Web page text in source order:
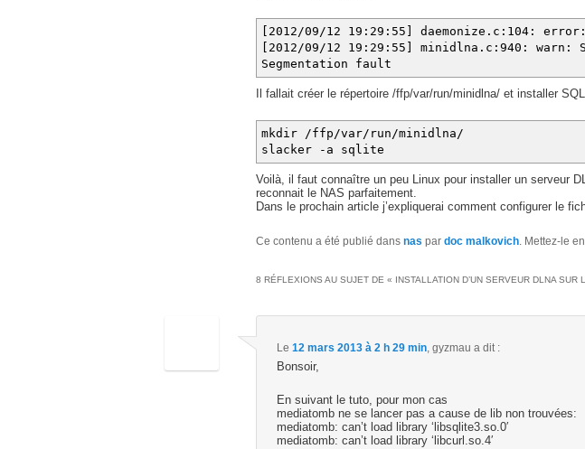
[2012/09/12 19:29:55] daemonize.c:104:
[2012/09/12 19:29:55] minidlna.c:940:
Segmentation fault
Il fallait créer le répertoire /ffp/var/run/minidlna/ et installer
mkdir /ffp/var/run/minidlna/
slacker -a sqlite
Voilà, il faut connaître un peu Linux pour installer un serveur
reconnait le NAS parfaitement.
Dans le prochain article j’expliquerai comment configurer le
Ce contenu a été publié dansnas pardoc malkovich . Mettez-le
8 RÉFLEXIONS AU SUJET DE « INSTALLATION D’UN SERVEUR DLNA SUR
Le 12 mars 2013 à 2 h 29 min, gyzmau a dit :
Bonsoir,
En suivant le tuto, pour mon cas
mediatomb ne se lancer pas a cause de lib non trouvées:
mediatomb: can’t load library ‘libsqlite3.so.0′
mediatomb: can’t load library ‘libcurl.so.4′